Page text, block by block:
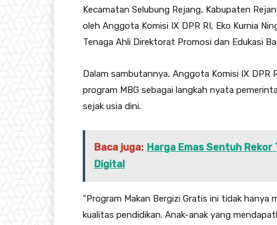
Kecamatan Selubung Rejang, Kabupaten
oleh Anggota Komisi IX DPR RI, Eko Kurnia
Tenaga Ahli Direktorat Promosi dan Edukasi
Dalam sambutannya, Anggota Komisi IX DPR
program MBG sebagai langkah nyata
sejak usia dini.
Baca juga: Harga Emas Sentuh
Digital
“Program Makan Bergizi Gratis ini tidak
kualitas pendidikan. Anak-anak yang